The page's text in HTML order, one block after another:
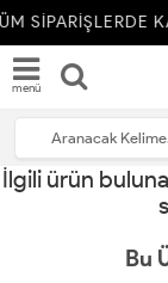
SİPARİŞLERDE
menü
İlgili ürün
Bu